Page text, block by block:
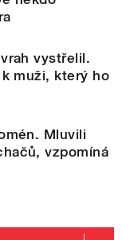
vystřelil.
muži, který ho
Mluvili
vzpomíná